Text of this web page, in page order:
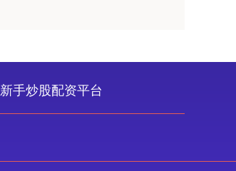
新手炒股配资平台